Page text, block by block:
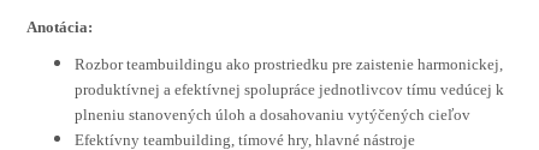
Anotácia:
Rozbor teambuildingu ako prostriedku pre zaistenie harmonickej,
produktívnej a efektívnej spolupráce jednotlivcov tímu vedúcej k
plneniu stanovených úloh a dosahovaniu vytýčených cieľov
Efektívny teambuilding, tímové hry, hlavné nástroje